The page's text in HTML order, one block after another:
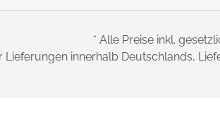
* Alle Preise inkl.
Lieferungen innerhalb Deutschlands,